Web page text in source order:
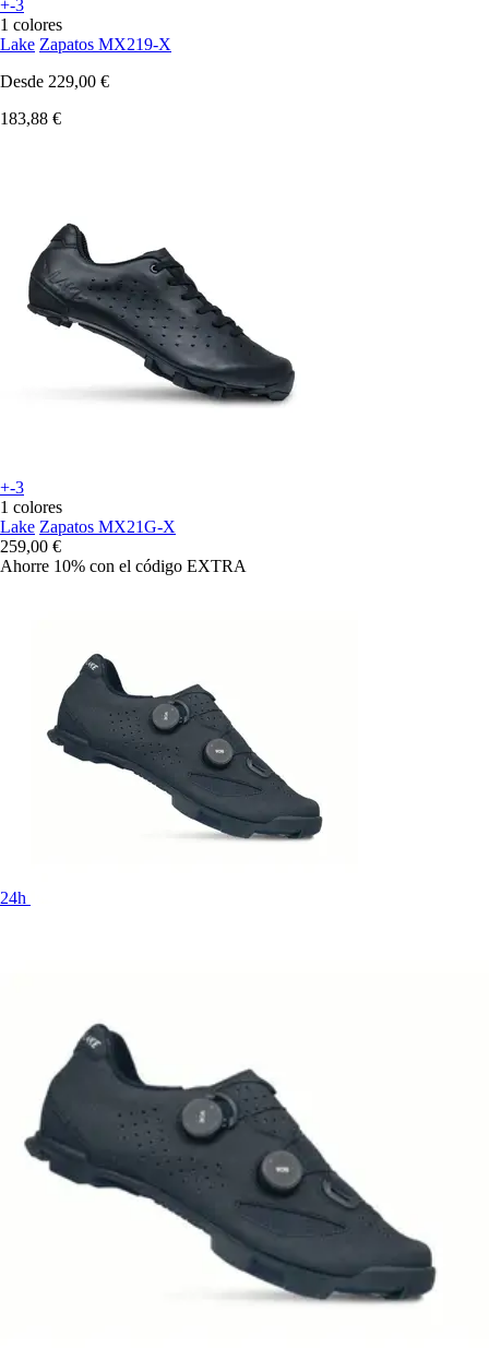
+-3
1 colores
Lake Zapatos MX219-X
Desde 229,00 €
183,88 €
+-3
1 colores
Lake Zapatos MX21G-X
259,00 €
Ahorre 10% con el código EXTRA
24h